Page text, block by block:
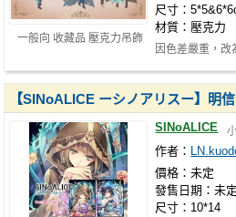
一般向 收藏品 壓克力吊飾
尺寸：
材質：壓克力
因色差嚴重，改
【SINoALICE ーシノアリスー】明
SINoALICE
作者：
價格：未定
發售日期：未定
尺寸：10*14